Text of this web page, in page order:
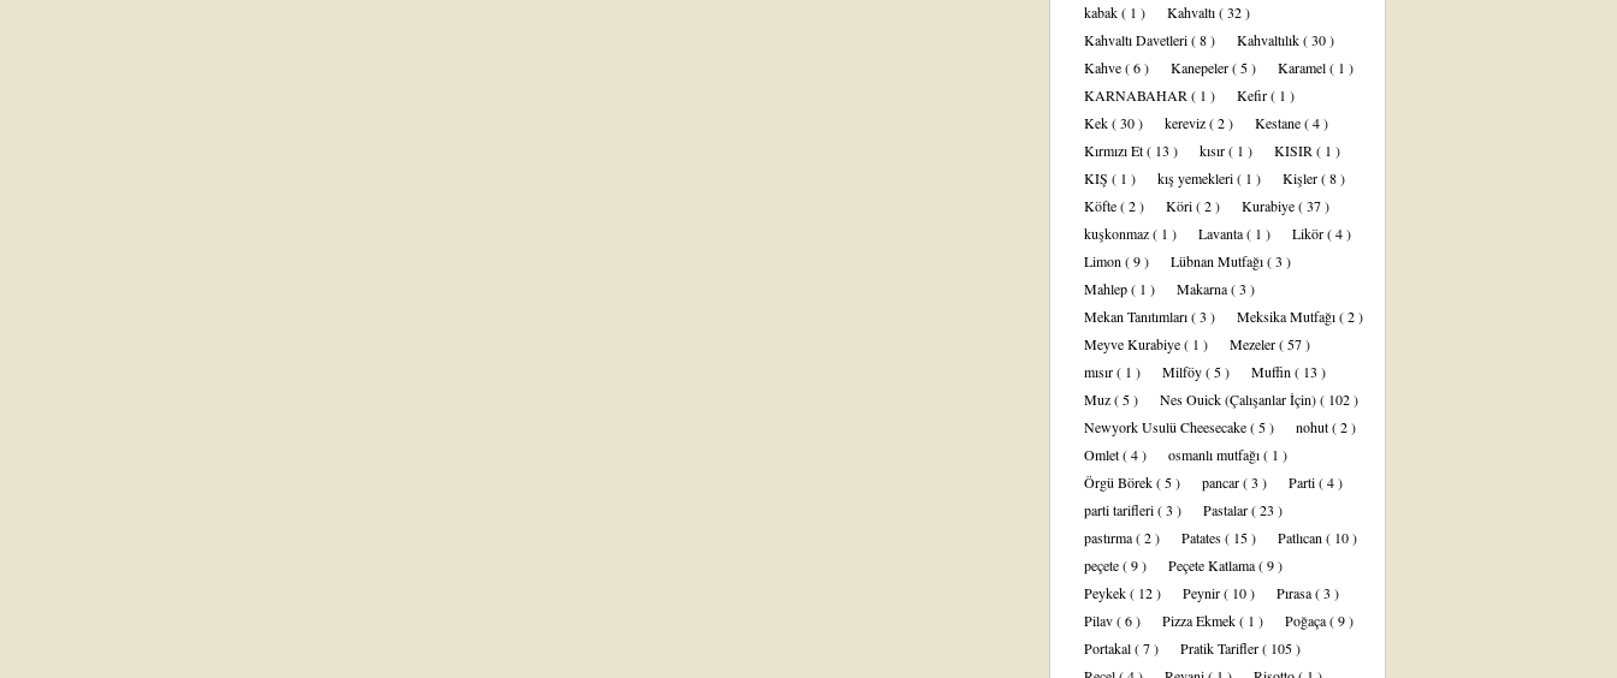
kabak( 1 ) Kahvaltı( 32 )
Kahvaltı Davetleri( 8 ) Kahvaltılık( 30 )
Kahve( 6 ) Kanepeler( 5 ) Karamel( 1 )
KARNABAHAR ( 1 ) Kefir( 1 )
Kek( 30 ) kereviz( 2 ) Kestane( 4 )
Kırmızı Et( 13 ) kısır( 1 ) KISIR ( 1 )
KIŞ ( 1 ) kış yemekleri( 1 ) Kişler( 8 )
Köfte( 2 ) Köri( 2 ) Kurabiye( 37 )
kuşkonmaz( 1 ) Lavanta( 1 ) Likör( 4 )
Limon ( 9 ) Lübnan Mutfağı( 3 )
Mahlep( 1 ) Makarna( 3 )
Mekan Tanıtımları( 3 ) Meksika Mutfağı( 2 )
Meyve Kurabiye( 1 ) Mezeler( 57 )
mısır( 1 ) Milföy( 5 ) Muffin ( 13 )
Muz( 5 ) Nes Ouick (Çalışanlar İçin)( 102 )
Newyork Usulü Cheesecake( 5 ) nohut( 2 )
Omlet( 4 ) osmanlı mutfağı( 1 )
Örgü Börek( 5 ) pancar( 3 ) Parti( 4 )
parti tarifleri( 3 ) Pastalar( 23 )
pastırma( 2 ) Patates( 15 ) Patlıcan ( 10 )
peçete( 9 ) Peçete Katlama( 9 )
Peykek( 12 ) Peynir( 10 ) Pırasa( 3 )
Pilav( 6 ) Pizza Ekmek( 1 ) Poğaça( 9 )
Portakal( 7 ) Pratik Tarifler( 105 )